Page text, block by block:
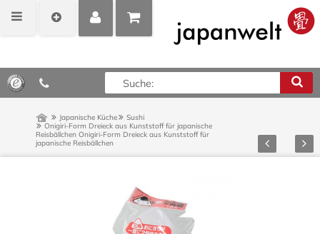
MEIN
POSITIONEN
ANZEIGEN
0,00 €*
Japanische Küche
Sushi
Onigiri-Form Dreieck aus Kunststoff für japanische
Reisbällchen Onigiri-Form Dreieck aus Kunststoff für
japanische Reisbällchen
Zurück Vor